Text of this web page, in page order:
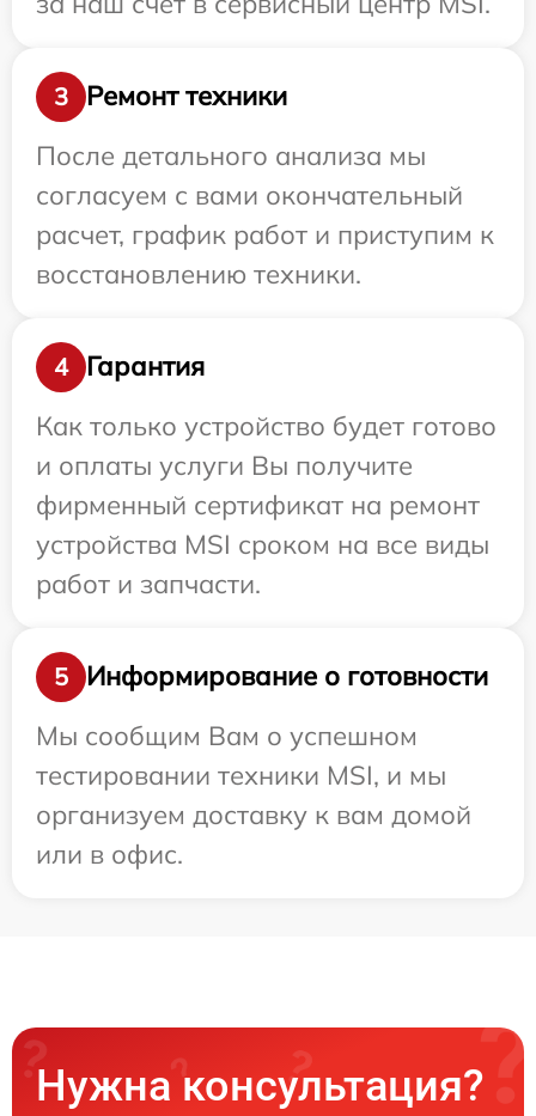
3
Ремонт техники
После детального анализа мы
согласуем с вами окончательный
расчет, график работ и приступим к
восстановлению техники.
4
Гарантия
Как только устройство будет готово
и оплаты услуги Вы получите
фирменный сертификат на ремонт
устройства MSI сроком на все виды
работ и запчасти.
5
Информирование о готовности
Мы сообщим Вам о успешном
тестировании техники MSI, и мы
организуем доставку к вам домой
или в офис.
Нужна консультация?